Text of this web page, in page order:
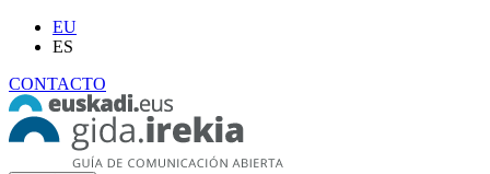
EU
ES
CONTACTO